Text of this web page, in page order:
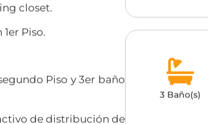
closet.
Piso.
Piso y 3er baño
de distribución de
3 Baño(s)